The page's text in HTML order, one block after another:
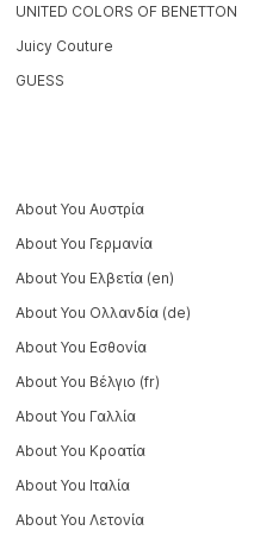
UNITED COLORS OF BENETTON
Juicy Couture
GUESS
About You Αυστρία
About You Γερμανία
About You Ελβετία (en)
About You Ολλανδία (de)
About You Εσθονία
About You Βέλγιο (fr)
About You Γαλλία
About You Κροατία
About You Ιταλία
About You Λετονία